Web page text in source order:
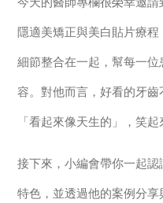
隱適美矯正與美白貼片療
細節整合在一起，幫每一
容。對他而言，好看的牙
「看起來像天生的」，笑
接下來，小編會帶你一起
特色，並透過他的案例分